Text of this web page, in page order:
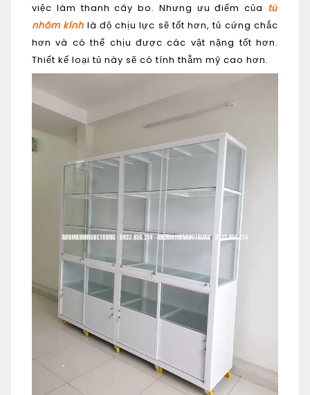
việc làm thanh cây bo. Nhưng ưu điểm của tủ
nhôm kính là độ chịu lực sẽ tốt hơn, tủ cứng chắc
hơn và có thể chịu được các vật nặng tốt hơn.
Thiết kế loại tủ này sẽ có tính thẫm mỹ cao hơn.